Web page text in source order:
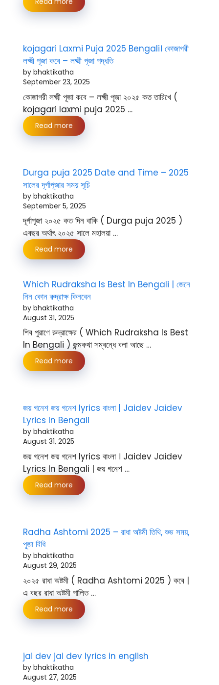
kojagari Laxmi Puja 2025 Bengali। কোজাগরী
লক্ষ্মী পূজা কবে – লক্ষ্মী পূজা পদ্ধতি
by bhaktikatha
September 23, 2025
কোজাগরী লক্ষ্মী পূজা কবে – লক্ষ্মী পূজা ২০২৫ কত তারিখে (
kojagari laxmi puja 2025 …
Read more
Durga puja 2025 Date and Time – 2025
সালের দূর্গাপূজার সময় সূচি
by bhaktikatha
September 5, 2025
দূর্গাপূজা ২০২৫ কত দিন বাকি ( Durga puja 2025 )
এবছর অর্থাৎ ২০২৫ সালে মহালয়া …
Read more
Which Rudraksha Is Best In Bengali | জেনে
নিন কোন রুদ্রাক্ষ কিনবেন
by bhaktikatha
August 31, 2025
শিব পুরাণে রুদ্রাক্ষের ( Which Rudraksha Is Best
In Bengali ) জন্মকথা সম্বন্ধে বলা আছে …
Read more
জয় গনেশ জয় গনেশ lyrics বাংলা | Jaidev Jaidev
Lyrics In Bengali
by bhaktikatha
August 31, 2025
জয় গনেশ জয় গনেশ lyrics বাংলা । Jaidev Jaidev
Lyrics In Bengali | জয় গনেশ …
Read more
Radha Ashtomi 2025 – রাধা অষ্টমী তিথি, শুভ সময়,
পূজা বিধি
by bhaktikatha
August 29, 2025
২০২৫ রাধা অষ্টমী ( Radha Ashtomi 2025 ) কবে |
এ বছর রাধা অষ্টমী পালিত …
Read more
jai dev jai dev lyrics in english
by bhaktikatha
August 27, 2025